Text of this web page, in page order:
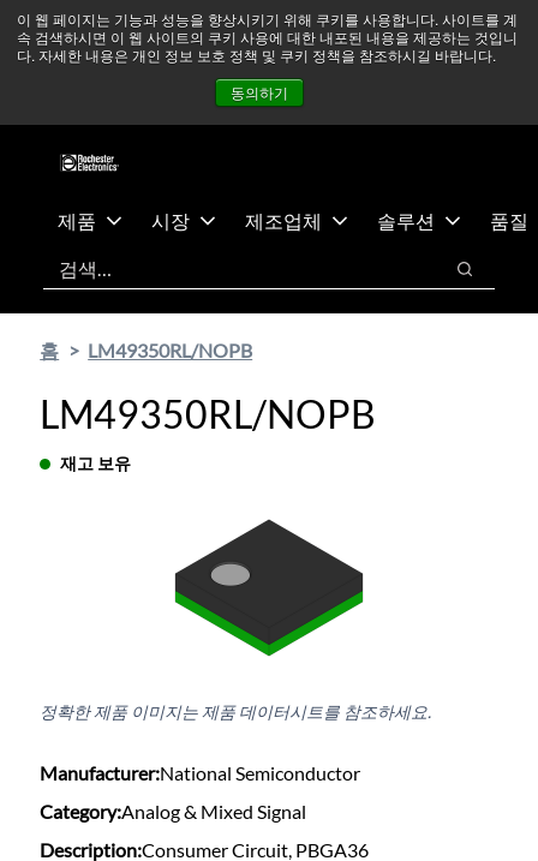
이 웹 페이지는 기능과 성능을 향상시키기 위해 쿠키를 사용합니다. 사이트를 계
속 검색하시면 이 웹 사이트의 쿠키 사용에 대한 내포된 내용을 제공하는 것입니
다. 자세한 내용은 개인 정보 보호 정책 및 쿠키 정책을 참조하시길 바랍니다.
동의하기
츠
건
중동 지역 상황을 지속적으로 주시하고 있으며, 모든 서비스는
정상적으로 운영되고 있습니다. 더 읽어보기 →
뉴스
문의하기
제품 시장 제조업체 솔루션
품질
검색
검색
홈 LM49350RL/NOPB
LM49350RL/NOPB
재고 보유
정확한 제품 이미지는 제품 데이터시트를 참조하세요.
Manufacturer:National Semiconductor
Category:Analog & Mixed Signal
Description:Consumer Circuit, PBGA36